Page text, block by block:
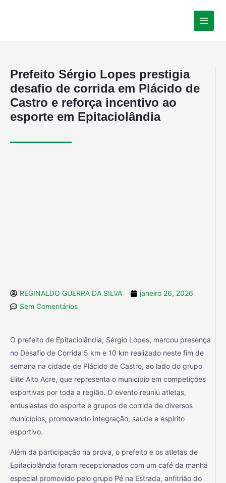
Prefeito Sérgio Lopes prestigia
desafio de corrida em Plácido de
Castro e reforça incentivo ao
esporte em Epitaciolândia
REGINALDO GUERRA DA SILVA
janeiro 26, 2026
Sem Comentários
O prefeito de Epitaciolândia, Sérgio Lopes, marcou presença
no Desafio de Corrida 5 km e 10 km realizado neste fim de
semana na cidade de Plácido de Castro, ao lado do grupo
Elite Alto Acre, que representa o município em competições
esportivas por toda a região. O evento reuniu atletas,
entusiastas do esporte e grupos de corrida de diversos
municípios, promovendo integração, saúde e espírito
esportivo.
Além da participação na prova, o prefeito e os atletas de
Epitaciolândia foram recepcionados com um café da manhã
especial promovido pelo grupo Pé na Estrada, anfitrião do